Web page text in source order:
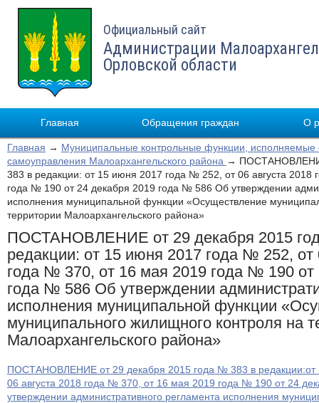
Официальный сайт
Администрации
Орловской области
Главная Обращения граждан О
Главная → Муниципальные контрольные функции, исполняемые
самоуправления Малоархангельского района →
383 в редакции: от 15 июня 2017 года № 252, от 06 августа
года № 190 от 24 декабря 2019 года № 586 Об утверждении
исполнения муниципальной функции «Осуществление
территории Малоархангельского района»
ПОСТАНОВЛЕНИЕ от 29 декабря 2015
редакции: от 15 июня 2017 года № 252, от
года № 370, от 16 мая 2019 года № 190 от
года № 586 Об утверждении
исполнения муниципальной функции
муниципального жилищного контроля на
Малоархангельского района»
ПОСТАНОВЛЕНИЕ от 29 декабря 2015 года № 383 в
06 августа 2018 года № 370, от 16 мая 2019 года № 190 от 24
утверждении административного регламента исполнения